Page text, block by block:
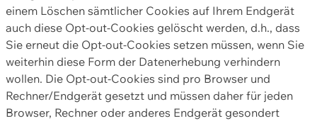
einem Löschen sämtlicher Cookies auf Ihrem Endgerät
auch diese Opt-out-Cookies gelöscht werden, d.h., dass
Sie erneut die Opt-out-Cookies setzen müssen, wenn Sie
weiterhin diese Form der Datenerhebung verhindern
wollen. Die Opt-out-Cookies sind pro Browser und
Rechner/Endgerät gesetzt und müssen daher für jeden
Browser, Rechner oder anderes Endgerät gesondert